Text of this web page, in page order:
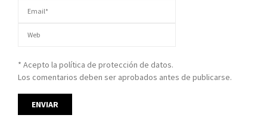
* Acepto la política de protección de datos.
Los comentarios deben ser aprobados antes de publicarse.